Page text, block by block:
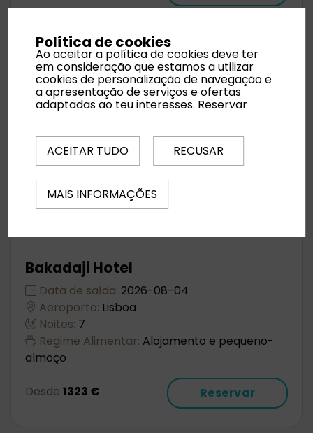
Bakadaji Hotel
Data de saída: 2026-08-04
Aeroporto: Lisboa
Noites: 7
Regime Alimentar: Alojamento e pequeno-
almoço
Desde 1323 € Reservar
Política de cookies
Ao aceitar a política de cookies deve ter
em consideração que estamos a utilizar
cookies de personalização de navegação e
a apresentação de serviços e ofertas
adaptadas ao teu interesses. Reservar
ACEITAR TUDO RECUSAR
MAIS INFORMAÇÕES